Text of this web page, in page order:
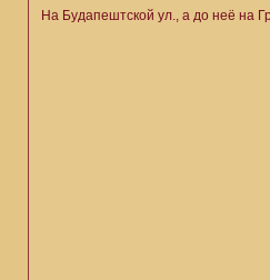
На Будапештской ул., а до неё на